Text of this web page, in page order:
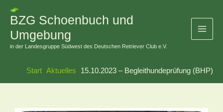
Inhalt
springen
BZG Schoenbuch und
Umgebung
in der Landesgruppe Südwest des Deutschen Retriever Club e.V.
Start Aktuelles 15.10.2023 – Begleithundeprüfung (BHP)